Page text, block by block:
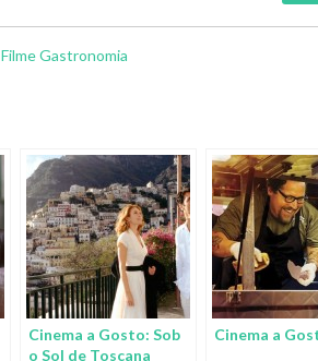
FilmeGastronomia
Cinema a Gosto: Sob
o Sol de Toscana
Cinema a